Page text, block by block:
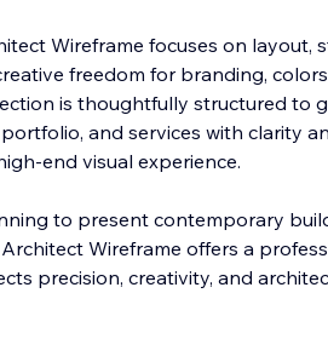
Wireframe focuses on layout,
freedom for branding,
is thoughtfully structured to
and services with clarity
end visual experience.
to present contemporary
Wireframe offers a
precision, creativity, and